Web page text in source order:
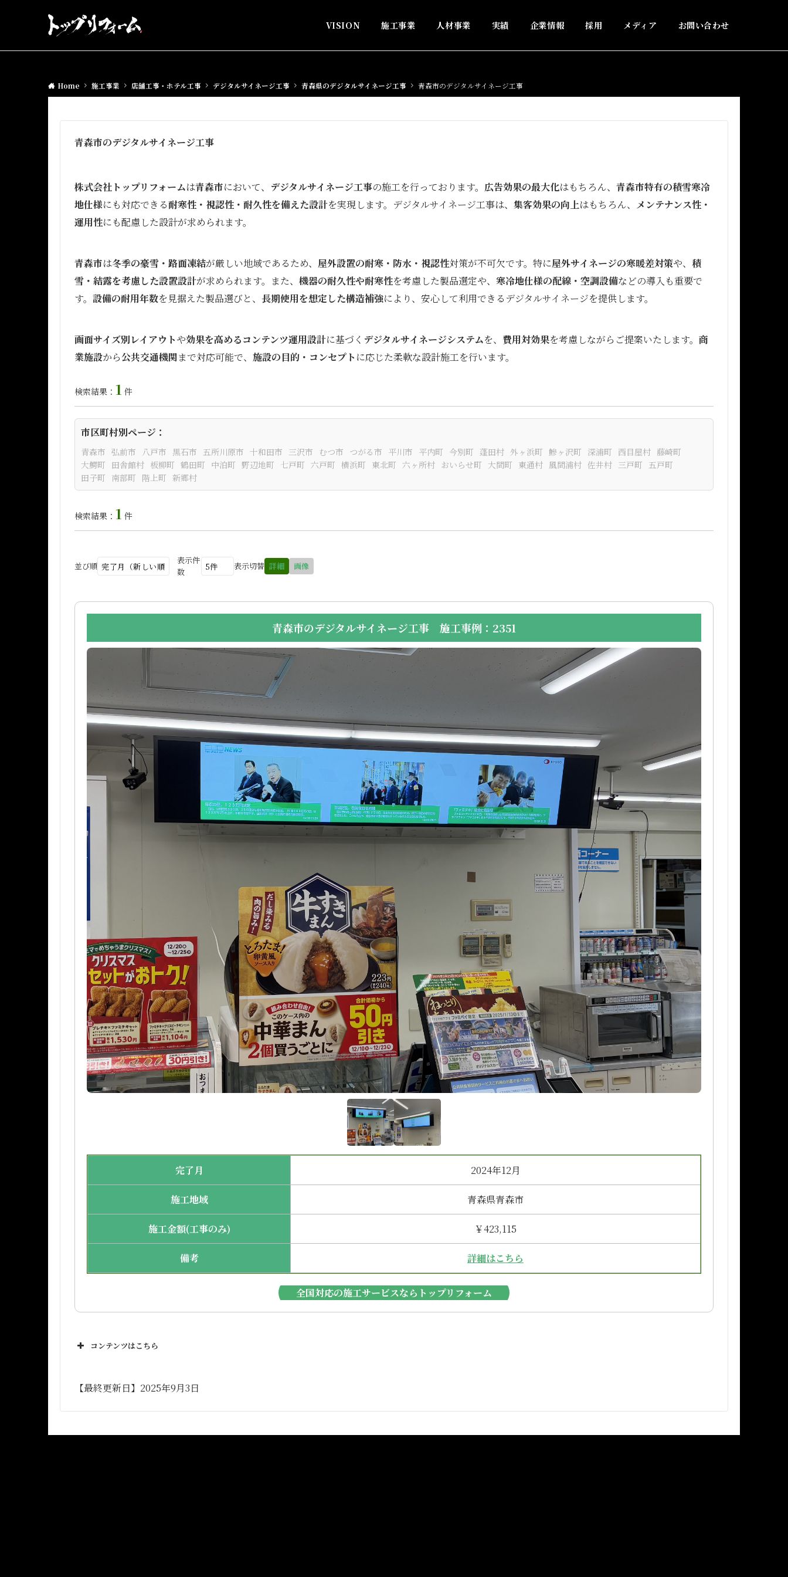
VISION 施工事業 人材事業 実績 企業情報 採用 メディア お問い合わせ
Home 施工事業 店舗工事・ホテル工事 デジタルサイネージ工事 青森県のデジタルサイネージ工事 青森市のデジタルサイネージ工事
青森市のデジタルサイネージ工事
株式会社トップリフォームは青森市において、 デジタルサイネージ工事の施工を行っております。 広告効果の最大化はもちろん、 青森市特有の積雪寒冷
地仕様にも対応できる耐寒性・視認性・耐久性を備えた設計を実現します。デジタルサイネージ工事は、 集客効果の向上はもちろん、 メンテナンス性・
運用性にも配慮した設計が求められます。
青森市は冬季の豪雪・路面凍結が厳しい地域であるため、 屋外設置の耐寒・防水・視認性対策が不可欠です。特に屋外サイネージの寒暖差対策や、 積
雪・結露を考慮した設置設計が求められます。また、 機器の耐久性や耐寒性を考慮した製品選定や、 寒冷地仕様の配線・空調設備などの導入も重要で
す。 設備の耐用年数を見据えた製品選びと、 長期使用を想定した構造補強により、安心して利用できるデジタルサイネージを提供します。
画面サイズ別レイアウトや効果を高めるコンテンツ運用設計に基づく デジタルサイネージシステムを、 費用対効果を考慮しながらご提案いたします。 商
業施設から公共交通機関まで対応可能で、 施設の目的・コンセプト に応じた柔軟な設計施工を行います。
検索結果： 1 件
市区町村別ページ：
青森市 弘前市 八戸市 黒石市 五所川原市 十和田市 三沢市 むつ市 つがる市 平川市 平内町 今別町 蓬田村 外ヶ浜町 鰺ヶ沢町 深浦町 西目屋村 藤崎町
大鰐町 田舎館村 板柳町 鶴田町 中泊町 野辺地町 七戸町 六戸町 横浜町 東北町 六ヶ所村 おいらせ町 大間町 東通村 風間浦村 佐井村 三戸町 五戸町
田子町 南部町 階上町 新郷村
検索結果： 1 件
並び順
表示件
数
表示切替 詳細 画像
青森市のデジタルサイネージ工事 施工事例：2351
完了月 2024年12月
施工地域 青森県青森市
施工金額(工事のみ) ￥423,115
備考 詳細はこちら
全国対応の施工サービスならトップリフォーム
コンテンツはこちら
【最終更新日】2025年9月3日